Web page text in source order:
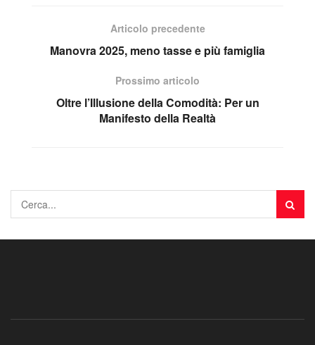
Articolo precedente
Manovra 2025, meno tasse e più famiglia
Prossimo articolo
Oltre l’Illusione della Comodità: Per un
Manifesto della Realtà